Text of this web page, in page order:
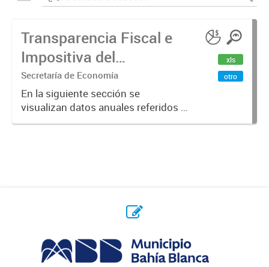
Transparencia Fiscal e
Impositiva del
Municipio. Año 2023
Secretaría de Economía
En la siguiente sección se
visualizan datos anuales referidos a
la transparencia fiscal e impositiva
xls
otro